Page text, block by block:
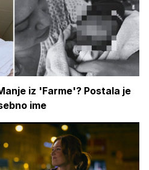
iz 'Farme'? Postala je
ime